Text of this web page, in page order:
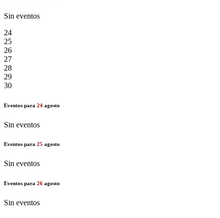
Sin eventos
24
25
26
27
28
29
30
Eventos para 24 agosto
Sin eventos
Eventos para 25 agosto
Sin eventos
Eventos para 26 agosto
Sin eventos